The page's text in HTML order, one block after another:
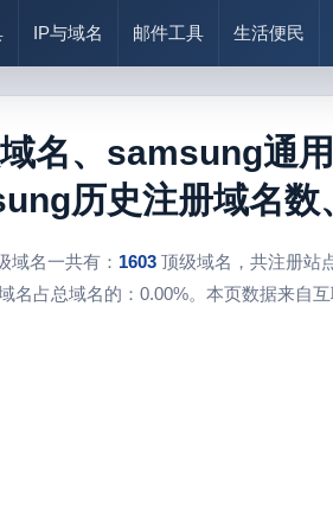
IP与域名 邮件工具 生活便民
名、samsung通
历史注册域名
域名一共有： 1603 顶级域名，共注册站
名占总域名的：0.00%。本页数据来自